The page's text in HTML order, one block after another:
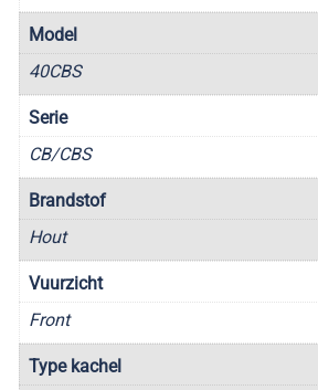
Model
40CBS
Serie
CB/CBS
Brandstof
Hout
Vuurzicht
Front
Type kachel